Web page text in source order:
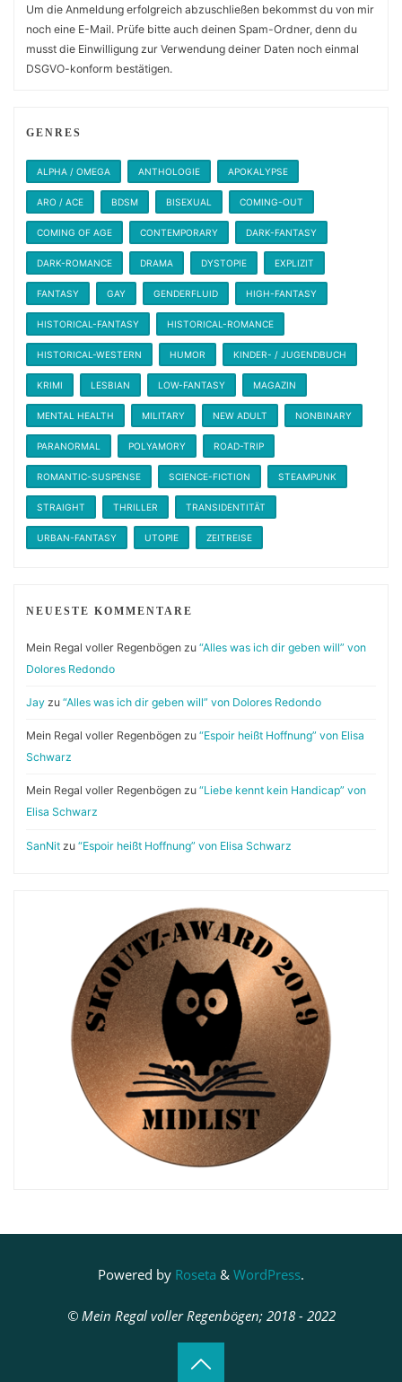
Um die Anmeldung erfolgreich abzuschließen bekommst du von mir
noch eine E-Mail. Prüfe bitte auch deinen Spam-Ordner, denn du
musst die Einwilligung zur Verwendung deiner Daten noch einmal
DSGVO-konform bestätigen.
GENRES
ALPHA / OMEGA ANTHOLOGIE APOKALYPSE
ARO / ACE BDSM BISEXUAL COMING-OUT
COMING OF AGE CONTEMPORARY DARK-FANTASY
DARK-ROMANCE DRAMA DYSTOPIE EXPLIZIT
FANTASY GAY GENDERFLUID HIGH-FANTASY
HISTORICAL-FANTASY HISTORICAL-ROMANCE
HISTORICAL-WESTERN HUMOR KINDER- / JUGENDBUCH
KRIMI LESBIAN LOW-FANTASY MAGAZIN
MENTAL HEALTH MILITARY NEW ADULT NONBINARY
PARANORMAL POLYAMORY ROAD-TRIP
ROMANTIC-SUSPENSE SCIENCE-FICTION STEAMPUNK
STRAIGHT THRILLER TRANSIDENTITÄT
URBAN-FANTASY UTOPIE ZEITREISE
NEUESTE KOMMENTARE
Mein Regal voller Regenbögenzu “Alles was ich dir geben will” von
Dolores Redondo
Jayzu “Alles was ich dir geben will” von Dolores Redondo
Mein Regal voller Regenbögenzu “Espoir heißt Hoffnung” von Elisa
Schwarz
Mein Regal voller Regenbögenzu “Liebe kennt kein Handicap” von
Elisa Schwarz
SanNitzu “Espoir heißt Hoffnung” von Elisa Schwarz
Powered by Roseta & WordPress.
© Mein Regal voller Regenbögen; 2018 - 2022